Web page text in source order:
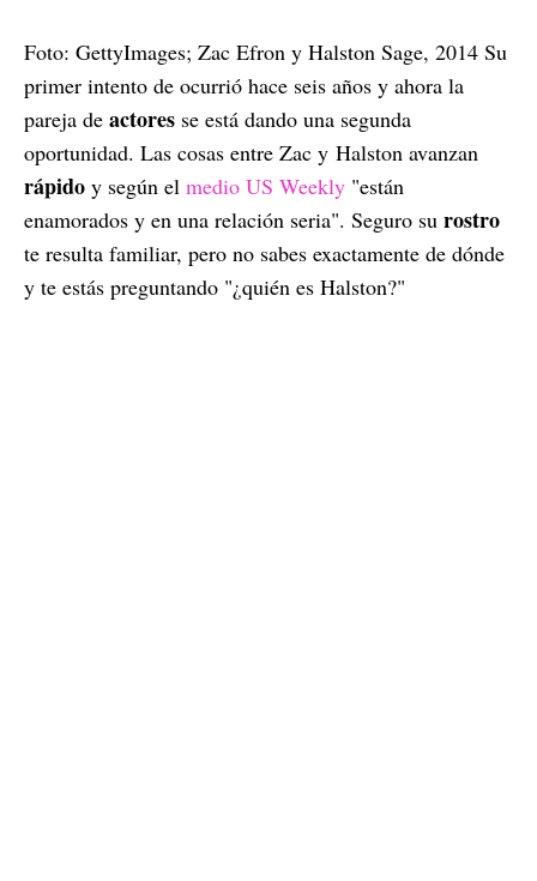
Foto: GettyImages; Zac Efron y Halston Sage, 2014 Su
primer intento de ocurrió hace seis años y ahora la
pareja de actores se está dando una segunda
oportunidad. Las cosas entre Zac y Halston avanzan
rápido y según el medio US Weekly "están
enamorados y en una relación seria". Seguro su rostro
te resulta familiar, pero no sabes exactamente de dónde
y te estás preguntando "¿quién es Halston?"